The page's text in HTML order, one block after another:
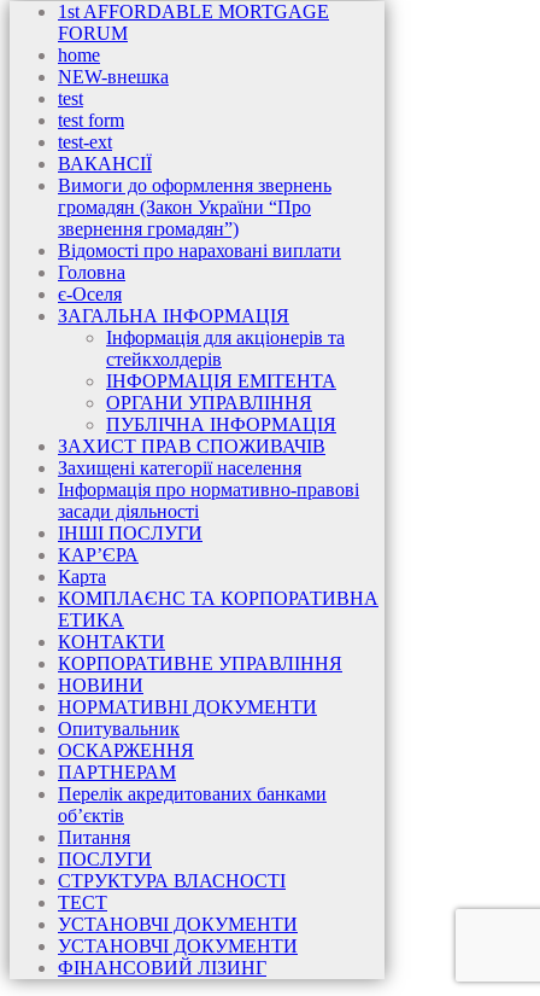
1st AFFORDABLE MORTGAGE
FORUM
home
NEW-внешка
test
test form
test-ext
ВАКАНСІЇ
Вимоги до оформлення звернень
громадян (Закон України “Про
звернення громадян”)
Відомості про нараховані виплати
Головна
є-Оселя
ЗАГАЛЬНА ІНФОРМАЦІЯ
Інформація для акціонерів та
стейкхолдерів
ІНФОРМАЦІЯ ЕМІТЕНТА
ОРГАНИ УПРАВЛІННЯ
ПУБЛІЧНА ІНФОРМАЦІЯ
ЗАХИСТ ПРАВ СПОЖИВАЧІВ
Захищені категорії населення
Інформація про нормативно-правові
засади діяльності
ІНШІ ПОСЛУГИ
КАР’ЄРА
Карта
КОМПЛАЄНС ТА КОРПОРАТИВНА
ЕТИКА
КОНТАКТИ
КОРПОРАТИВНЕ УПРАВЛІННЯ
НОВИНИ
НОРМАТИВНІ ДОКУМЕНТИ
Опитувальник
ОСКАРЖЕННЯ
ПАРТНЕРАМ
Перелік акредитованих банками
об’єктів
Питання
ПОСЛУГИ
СТРУКТУРА ВЛАСНОСТІ
ТЕСТ
УСТАНОВЧІ ДОКУМЕНТИ
УСТАНОВЧІ ДОКУМЕНТИ
ФІНАНСОВИЙ ЛІЗИНГ